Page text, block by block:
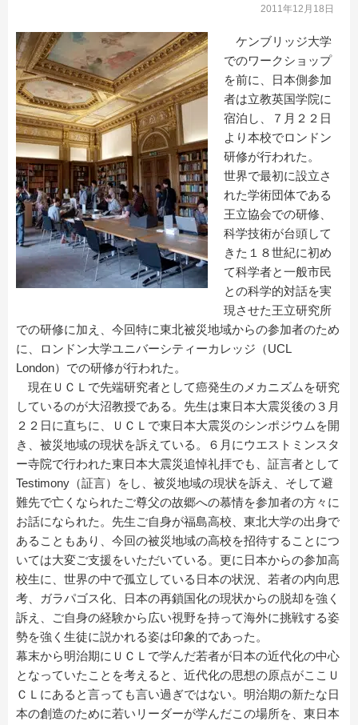
2011年12月18日
ケンブリッジ大学
でのワークショップ
を前に、日本側参加
者は立教英国学院に
宿泊し、７月２２日
より本校でロンドン
研修が行われた。
世界で最初に設立さ
れた学術団体である
王立協会での研修、
科学技術が台頭して
きた１８世紀に初め
て科学者と一般市民
との科学的対話を実
現させた王立研究所
での研修に加え、今回特に東北被災地域からの参加者のため
に、ロンドン大学ユニバーシティーカレッジ（UCL
London）での研修が行われた。
現在ＵＣＬで先端研究者として癌発生のメカニズムを研究
しているのが大沼教授である。先生は東日本大震災後の３月
２２日に直ちに、ＵＣＬで東日本大震災のシンポジウムを開
き、被災地域の現状を訴えている。６月にウエストミンスタ
ー寺院で行われた東日本大震災追悼礼拝でも、証言者として
Testimony（証言）をし、被災地域の現状を訴え、そして避
難先で亡くなられたご尊父の故郷への慕情を参加者の方々に
お話になられた。先生ご自身が福島高校、東北大学の出身で
あることもあり、今回の被災地域の高校を招待することにつ
いては大変ご支援をいただいている。更に日本からの参加高
校生に、世界の中で孤立している日本の状況、若者の内向思
考、ガラパゴス化、日本の再鎖国化の現状からの脱却を強く
訴え、ご自身の経験から広い視野を持って海外に挑戦する姿
勢を強く生徒に説かれる姿は印象的であった。
幕末から明治期にＵＣＬで学んだ若者が日本の近代化の中心
となっていたことを考えると、近代化の思想の原点がここＵ
ＣＬにあると言っても言い過ぎではない。明治期の新たな日
本の創造のために若いリーダーが学んだこの場所を、東日本